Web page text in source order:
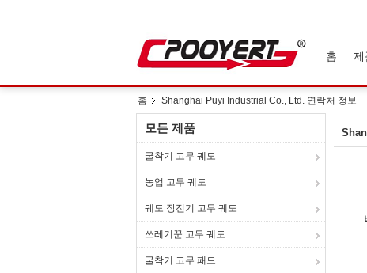
홈 제
홈 Shanghai Puyi Industrial Co., Ltd. 연락처 정보
모든 제품
굴착기 고무 궤도
농업 고무 궤도
궤도 장전기 고무 궤도
쓰레기꾼 고무 궤도
굴착기 고무 패드